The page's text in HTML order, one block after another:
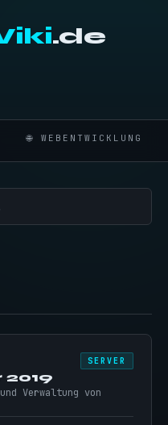
.de
🌐 WEBENTWICKLUNG
SERVER
2019
Verwaltung von